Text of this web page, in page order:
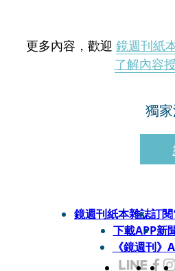
更多內容，歡迎 鏡週刊紙
了解內容
獨
鏡週刊紙本雜誌訂
下載APP新
《鏡週刊》